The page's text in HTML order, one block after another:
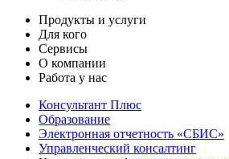
Продукты и услуги
Для кого
Сервисы
О компании
Работа у нас
Консультант Плюс
Образование
Электронная отчетность «СБИС»
Управленческий консалтинг